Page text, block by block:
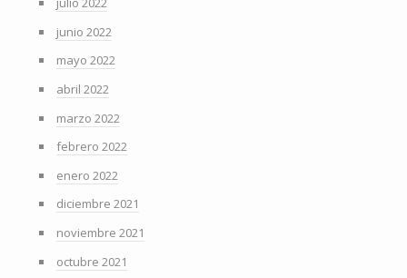
junio 2022
mayo 2022
abril 2022
marzo 2022
febrero 2022
enero 2022
diciembre 2021
noviembre 2021
octubre 2021